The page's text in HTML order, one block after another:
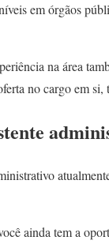
em órgãos
na área
no cargo em
ainda tem a